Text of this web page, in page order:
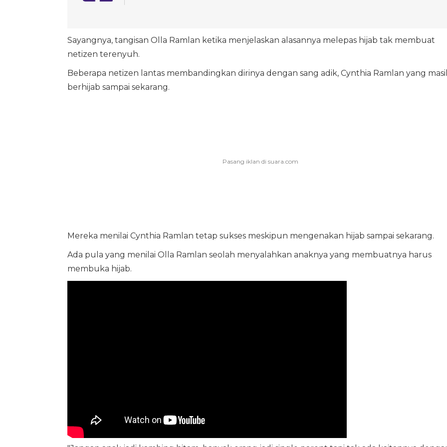
Sayangnya, tangisan Olla Ramlan ketika menjelaskan alasannya melepas hijab tak membuat
netizen terenyuh.
Beberapa netizen lantas membandingkan dirinya dengan sang adik, Cynthia Ramlan yang
berhijab sampai sekarang.
Mereka menilai Cynthia Ramlan tetap sukses meskipun mengenakan hijab sampai sekarang.
Ada pula yang menilai Olla Ramlan seolah menyalahkan anaknya yang membuatnya harus
membuka hijab.